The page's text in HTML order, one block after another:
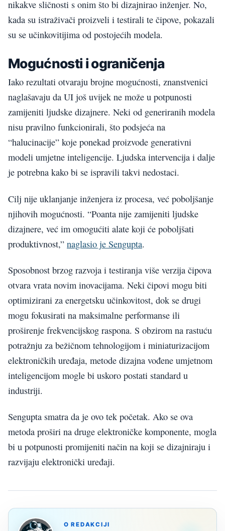
nikakve sličnosti s onim što bi dizajnirao inženjer. No,
kada su istraživači proizveli i testirali te čipove, pokazali
su se učinkovitijima od postojećih modela.
Mogućnosti i ograničenja
Iako rezultati otvaraju brojne mogućnosti, znanstvenici
naglašavaju da UI još uvijek ne može u potpunosti
zamijeniti ljudske dizajnere. Neki od generiranih modela
nisu pravilno funkcionirali, što podsjeća na
“halucinacije” koje ponekad proizvode generativni
modeli umjetne inteligencije. Ljudska intervencija i dalje
je potrebna kako bi se ispravili takvi nedostaci.
Cilj nije uklanjanje inženjera iz procesa, već poboljšanje
njihovih mogućnosti. “Poanta nije zamijeniti ljudske
dizajnere, već im omogućiti alate koji će poboljšati
produktivnost,” naglasio je Sengupta.
Sposobnost brzog razvoja i testiranja više verzija čipova
otvara vrata novim inovacijama. Neki čipovi mogu biti
optimizirani za energetsku učinkovitost, dok se drugi
mogu fokusirati na maksimalne performanse ili
proširenje frekvencijskog raspona. S obzirom na rastuću
potražnju za bežičnom tehnologijom i miniaturizacijom
elektroničkih uređaja, metode dizajna vođene umjetnom
inteligencijom mogle bi uskoro postati standard u
industriji.
Sengupta smatra da je ovo tek početak. Ako se ova
metoda proširi na druge elektroničke komponente, mogla
bi u potpunosti promijeniti način na koji se dizajniraju i
razvijaju elektronički uređaji.
O REDAKCIJI